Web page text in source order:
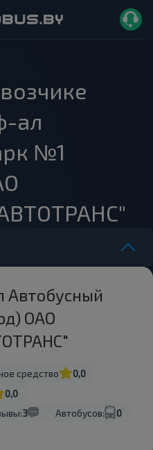
ал
№1
Автобусный
ОАО
средство
0,0
0,0
3 Автобусов:
0